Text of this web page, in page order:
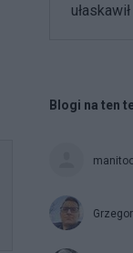
Blogi na ten